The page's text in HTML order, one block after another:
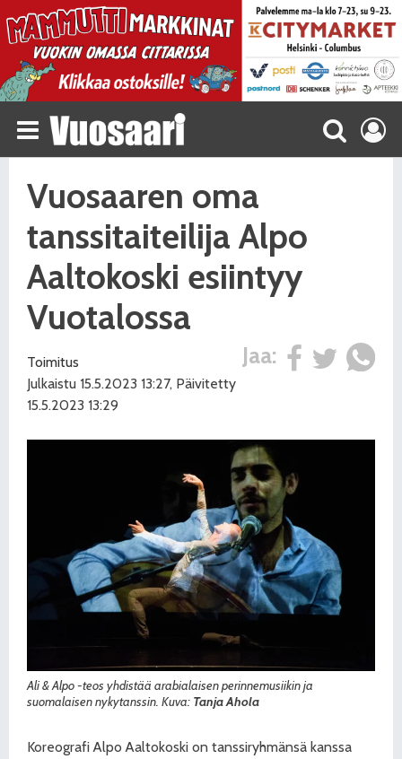
Vuosaaren oma
tanssitaiteilija Alpo
Aaltokoski esiintyy
Vuotalossa
Jaa:
Toimitus
Julkaistu 15.5.2023 13:27, Päivitetty
15.5.2023 13:29
Ali & Alpo -teos yhdistää arabialaisen perinnemusiikin ja
suomalaisen nykytanssin. Kuva: Tanja Ahola
Koreografi Alpo Aaltokoski on tanssiryhmänsä kanssa